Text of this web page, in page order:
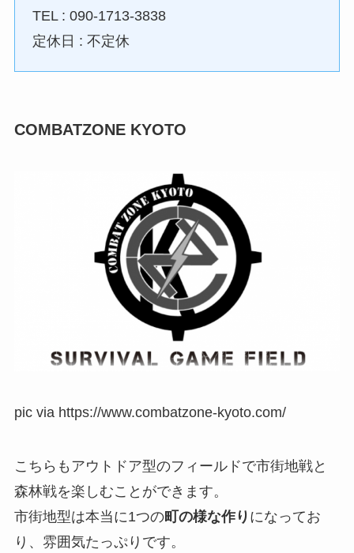
TEL : 090-1713-3838
定休日 : 不定休
COMBATZONE KYOTO
pic via https://www.combatzone-kyoto.com/
こちらもアウトドア型のフィールドで市街地戦と
森林戦を楽しむことができます。
市街地型は本当に1つの町の様な作り になってお
り、雰囲気たっぷりです。